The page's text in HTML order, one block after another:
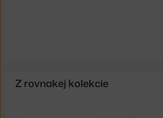
Z rovnakej kolekcie